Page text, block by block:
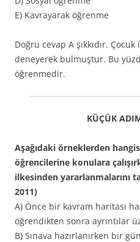
E) Kavrayarak öğrenme
Doğru cevap A şıkkıdır.
deneyerek bulmuştur. Bu
öğrenmedir.
KÜÇÜK
Aşağıdaki örneklerden
öğrencilerine konulara
ilkesinden yararlanmalarını
2011)
A) Önce bir kavram haritası
öğrendikten sonra ayrıntılar
B) Sınava hazırlanırken bir